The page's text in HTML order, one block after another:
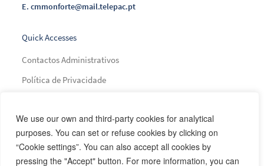
We use our own and third-party cookies for analytical
purposes. You can set or refuse cookies by clicking on
“Cookie settings”. You can also accept all cookies by
pressing the "Accept" button. For more information, you can
E.cmmonforte@mail.telepac.pt
Quick Accesses
Contactos Administrativos
Política de Privacidade
Índice de Presença na Internet
Índice do Glossário
Mapa do Site